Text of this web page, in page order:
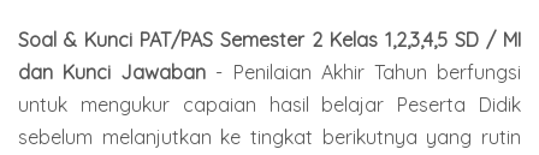
Soal & Kunci PAT/PAS Semester 2 Kelas 1,2,3,4,5 SD / MI
dan Kunci Jawaban - Penilaian Akhir Tahun berfungsi
untuk mengukur capaian hasil belajar Peserta Didik
sebelum melanjutkan ke tingkat berikutnya yang rutin